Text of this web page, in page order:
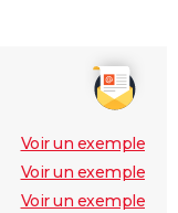
Voir un exemple
Voir un exemple
Voir un exemple